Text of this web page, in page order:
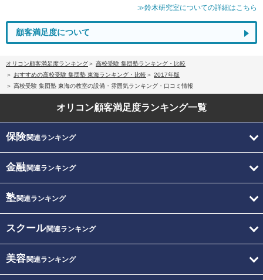
≫鈴木研究室についての詳細はこちら
顧客満足度について
オリコン顧客満足度ランキング
高校受験 集団塾ランキング・比較
おすすめの高校受験 集団塾 東海ランキング・比較
2017年版
高校受験 集団塾 東海の教室の設備・雰囲気ランキング・口コミ情報
オリコン顧客満足度ランキング一覧
保険関連ランキング
金融関連ランキング
塾関連ランキング
スクール関連ランキング
美容関連ランキング